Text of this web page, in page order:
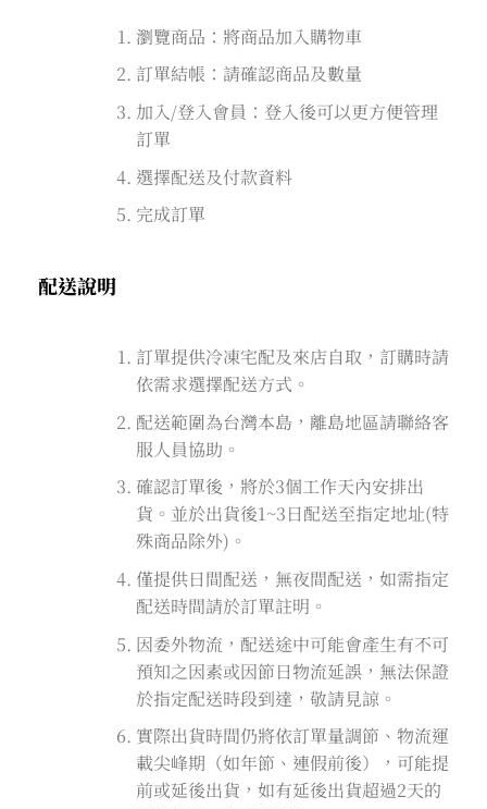
瀏覽商品：將商品加入購物車
訂單結帳：請確認商品及數量
加入/登入會員：登入後可以更方便管理
訂單
選擇配送及付款資料
完成訂單
配送說明
訂單提供冷凍宅配及來店自取，訂購時請
依需求選擇配送方式。
配送範圍為台灣本島，離島地區請聯絡客
服人員協助。
確認訂單後，將於3個工作天內安排出
貨。並於出貨後1~3日配送至指定地址(特
殊商品除外)。
僅提供日間配送，無夜間配送，如需指定
配送時間請於訂單註明。
因委外物流，配送途中可能會產生有不可
預知之因素或因節日物流延誤，無法保證
於指定配送時段到達，敬請見諒。
實際出貨時間仍將依訂單量調節、物流運
載尖峰期（如年節、連假前後），可能提
前或延後出貨，如有延後出貨超過2天的